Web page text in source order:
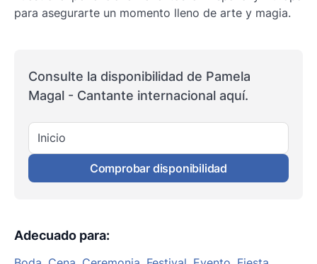
para asegurarte un momento lleno de arte y magia.
Consulte la disponibilidad de Pamela
Magal - Cantante internacional aquí.
Inicio
Comprobar disponibilidad
Adecuado para: